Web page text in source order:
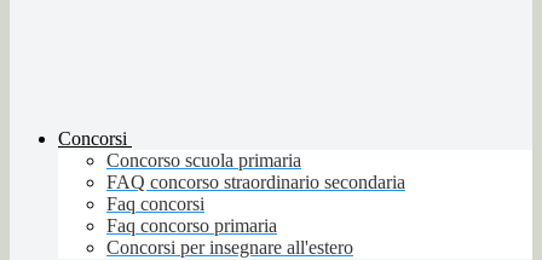
Concorsi
Concorso scuola primaria
FAQ concorso straordinario secondaria
Faq concorsi
Faq concorso primaria
Concorsi per insegnare all'estero